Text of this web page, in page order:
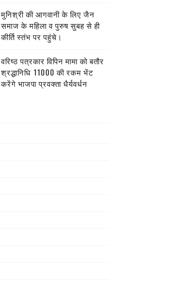
मुनिश्री की आगवानी के लिए जैन
समाज के महिला व पुरुष सुबह से ही
कीर्ति स्तंभ पर पहुंचे।
वरिष्ठ पत्रकार विपिन मामा को बतौर
श्रद्धानिधि ₹11000 की रकम भेंट
करेंगे भाजपा प्रवक्ता धैर्यवर्धन